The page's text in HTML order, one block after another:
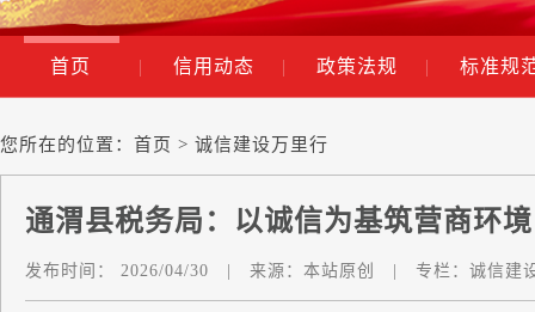
首页 | 信用动态 | 政策法规 | 标准规
您所在的位置： 首页 > 诚信建设万里行
通渭县税务局：以诚信为基筑营商环
发布时间： 2026/04/30 来源： 本站原创 专栏： 诚信建